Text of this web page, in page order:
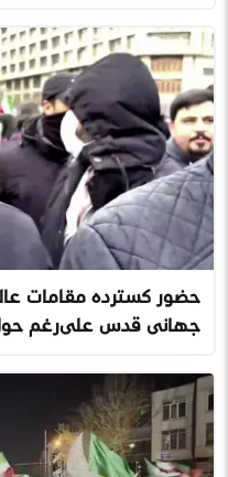
حضور گسترده مقامات
جهانی قدس علی‌رغم